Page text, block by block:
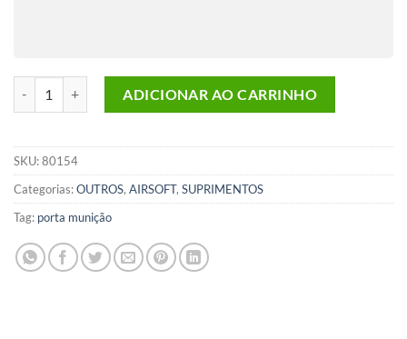
ADICIONAR AO CARRINHO
SKU:80154
Categorias:OUTROS, AIRSOFT, SUPRIMENTOS
Tag: porta munição